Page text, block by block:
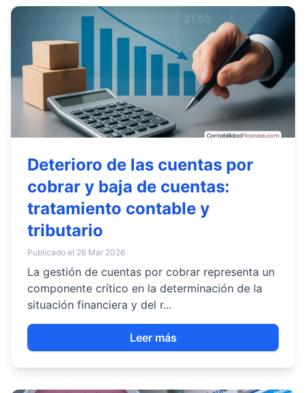
Deterioro de las cuentas por
cobrar y baja de cuentas:
tratamiento contable y
tributario
Publicado el 26 Mar 2026
La gestión de cuentas por cobrar representa un
componente crítico en la determinación de la
situación financiera y del r...
Leer más